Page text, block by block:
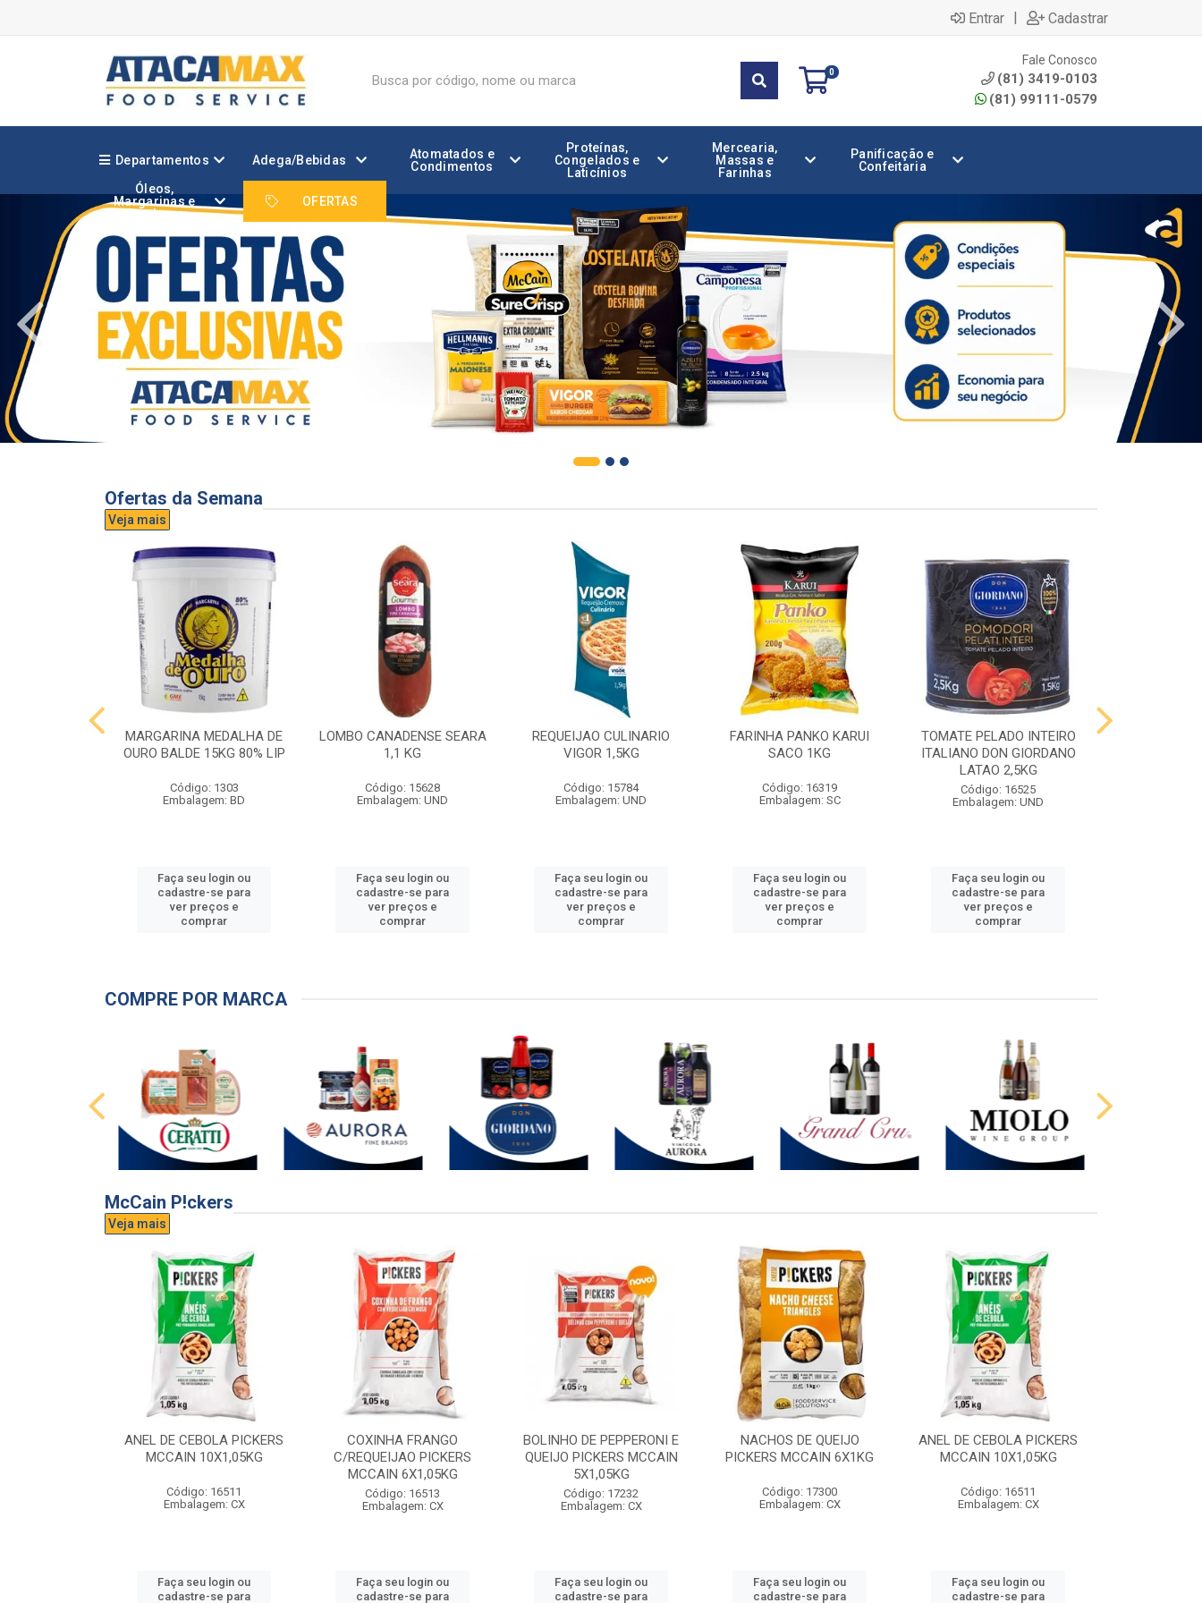
Entrar | Cadastrar
0
Fale Conosco
(81) 3419-0103
(81) 99111-0579
Departamentos Adega/Bebidas
Atomatados e
Condimentos
Proteínas,
Congelados e
Laticínios
Mercearia,
Massas e
Farinhas
Panificação e
Confeitaria
Óleos,
Margarinas e
Gorduras
OFERTAS
Ofertas da Semana
Veja mais
MARGARINA MEDALHA DE
OURO BALDE 15KG 80% LIP
Código: 1303
Embalagem: BD
Faça seu login ou
cadastre-se para
ver preços e
comprar
LOMBO CANADENSE SEARA
1,1 KG
Código: 15628
Embalagem: UND
Faça seu login ou
cadastre-se para
ver preços e
comprar
REQUEIJAO CULINARIO
VIGOR 1,5KG
Código: 15784
Embalagem: UND
Faça seu login ou
cadastre-se para
ver preços e
comprar
FARINHA PANKO KARUI
SACO 1KG
Código: 16319
Embalagem: SC
Faça seu login ou
cadastre-se para
ver preços e
comprar
TOMATE PELADO INTEIRO
ITALIANO DON GIORDANO
LATAO 2,5KG
Código: 16525
Embalagem: UND
Faça seu login ou
cadastre-se para
ver preços e
comprar
COMPRE POR MARCA
McCain P!ckers
Veja mais
ANEL DE CEBOLA PICKERS
MCCAIN 10X1,05KG
Código: 16511
Embalagem: CX
Faça seu login ou
cadastre-se para
COXINHA FRANGO
C/REQUEIJAO PICKERS
MCCAIN 6X1,05KG
Código: 16513
Embalagem: CX
Faça seu login ou
cadastre-se para
BOLINHO DE PEPPERONI E
QUEIJO PICKERS MCCAIN
5X1,05KG
Código: 17232
Embalagem: CX
Faça seu login ou
cadastre-se para
NACHOS DE QUEIJO
PICKERS MCCAIN 6X1KG
Código: 17300
Embalagem: CX
Faça seu login ou
cadastre-se para
ANEL DE CEBOLA PICKERS
MCCAIN 10X1,05KG
Código: 16511
Embalagem: CX
Faça seu login ou
cadastre-se para